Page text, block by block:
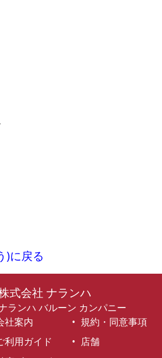
)に戻る
式会社 ナランハ
ランハ バルーン カンパニー
社案内
規約・同意事項
利用ガイド
店舗